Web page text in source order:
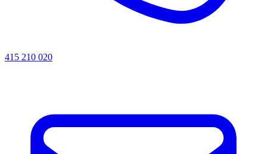
415 210 020